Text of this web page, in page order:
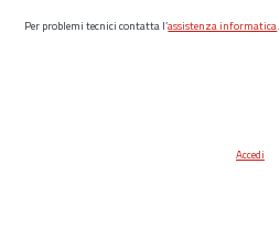
Per problemi tecnici contatta l’assistenza informatica.
Accedi